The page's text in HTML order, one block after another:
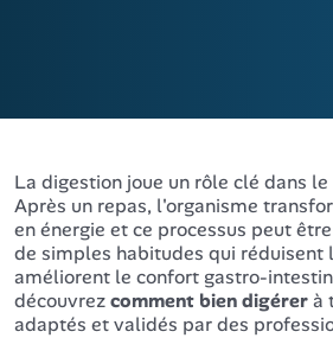
La digestion joue un rôle clé dans
Après un repas, l'organisme
en énergie et ce processus peut
de simples habitudes qui réduisent
améliorent le confort gastro-
découvrezcomment bien digérerà
adaptés et validés par des